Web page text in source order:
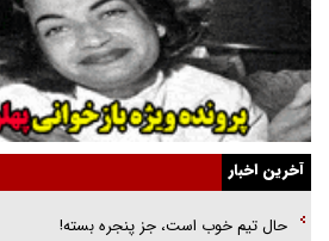
راهبرد غافلگیری با نسل جدید پهپاد‌ها
جنجال پزشکان تقلبی در صنعت زیبایی
یهودی‌ها در ادبیات داستانی اروپا؛ از شکسپیر تا
گفت‌وگو با خواهر یکی از شهدای جنگ رمضان/
اهل خدمت بی‌منت بود
آخرین اخبار
حال تیم خوب است، جز پنجره بسته!